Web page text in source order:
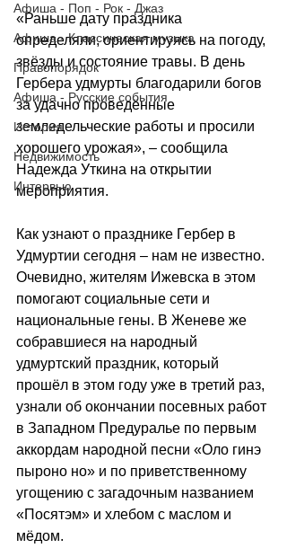
Афиша - Поп - Рок - Джаз
Афиша - Классическая музыка
Правопорядок
Афиша - Русские события
История
Недвижимость
Интервью
«Раньше дату праздника
определяли, ориентируясь на погоду,
звёзды и состояние травы. В день
Гербера удмурты благодарили богов
за удачно проведённые
земледельческие работы и просили
хорошего урожая», – сообщила
Надежда Уткина на открытии
мероприятия.
Как узнают о празднике Гербер в
Удмуртии сегодня – нам не известно.
Очевидно, жителям Ижевска в этом
помогают социальные сети и
национальные гены. В Женеве же
собравшиеся на народный
удмуртский праздник, который
прошёл в этом году уже в третий раз,
узнали об окончании посевных работ
в Западном Предуралье по первым
аккордам народной песни «Оло гинэ
пыроно но» и по приветственному
угощению с загадочным названием
«Посятэм» и хлебом с маслом и
мёдом.